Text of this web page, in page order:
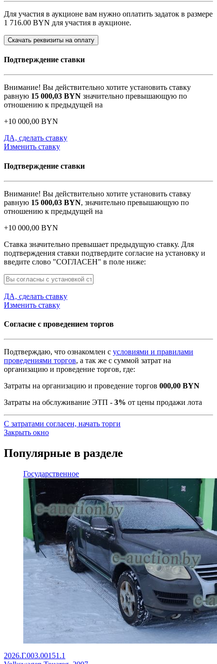
Для участия в аукционе вам нужно оплатить задаток в размере
1 716.00 BYN для участия в аукционе.
Скачать реквизиты на оплату
Подтверждение ставки
Внимание! Вы действительно хотите установить ставку
равную 15 000,03 BYN значительно превышающую по
отношению к предыдущей на
+10 000,00 BYN
ДА, сделать ставку
Изменить ставку
Подтверждение ставки
Внимание! Вы действительно хотите установить ставку
равную 15 000,03 BYN, значительно превышающую по
отношению к предыдущей на
+10 000,00 BYN
Ставка значительно превышает предыдущую ставку. Для
подтверждения ставки подтвердите согласие на установку и
введите слово "СОГЛАСЕН" в поле ниже:
ДА, сделать ставку
Изменить ставку
Согласие с проведением торгов
Подтверждаю, что ознакомлен с условиями и правилами
проведениями торгов, а так же с суммой затрат на
организацию и проведение торгов, где:
Затраты на организацию и проведение торгов 000,00 BYN
Затраты на обслуживание ЭТП - 3% от цены продажи лота
С затратами согласен, начать торги
Закрыть окно
Популярные в разделе
Государственное
2026.Г.003.00151.1